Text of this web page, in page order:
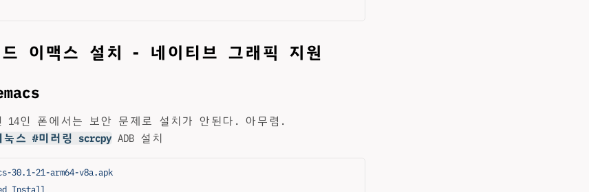
드 이맥스 설치 - 네이티브 그래픽 지원
14인 폰에서는 보안 문제로 설치가 안된다. 아무렴.
눅스 #미러링 scrcpy ADB 설치
30.1-21-arm64-v8a.apk
Install